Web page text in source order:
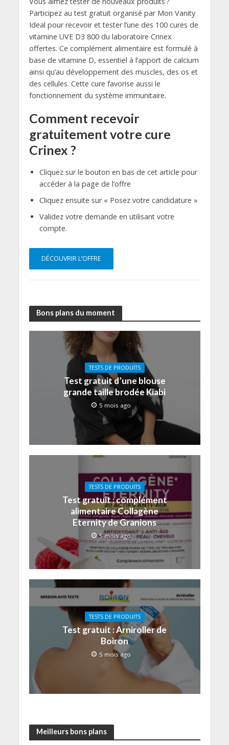
Participez au test gratuit organisé par Mon Vanity
Ideal pour recevoir et tester l’une des 100 cures de
vitamine UVE D3 800 du laboratoire Crinex
offertes. Ce complément alimentaire est formulé à
base de vitamine D, essentiel à l’apport de calcium
ainsi qu’au développement des muscles, des os et
des cellules. Cette cure favorise aussi le
fonctionnement du système immunitaire.
Comment recevoir
gratuitement votre cure
Crinex ?
Cliquez sur le bouton en bas de cet article pour
accéder à la page de l’offre
Cliquez ensuite sur « Posez votre candidature »
Validez votre demande en utilisant votre
compte.
DÉCOUVRIR L’OFFRE
Bons plans du moment
TESTS DE PRODUITS
Test gratuit d’une blouse
grande taille brodée Kiabi
5 mois ago
TESTS DE PRODUITS
Test gratuit : complément
alimentaire Collagène
Eternity de Granions
5 mois ago
TESTS DE PRODUITS
Test gratuit : Arniroller de
Boiron
5 mois ago
Meilleurs bons plans